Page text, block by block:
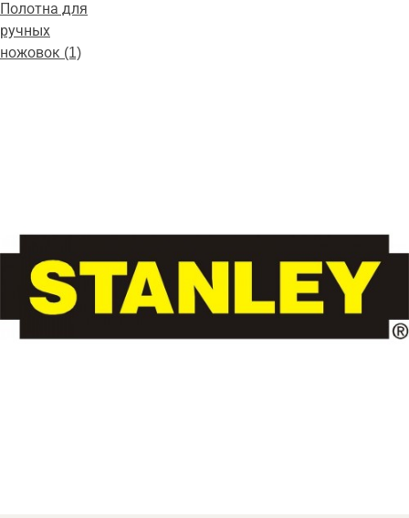
Полотна для
ручных
ножовок (1)